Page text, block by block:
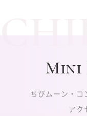
Mini
ちびムーン・コ
アク